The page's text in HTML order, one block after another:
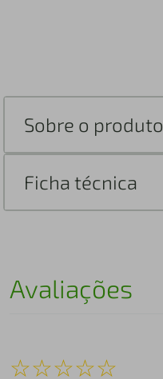
Sobre o produto
Ficha técnica
Avaliações
☆☆☆☆☆